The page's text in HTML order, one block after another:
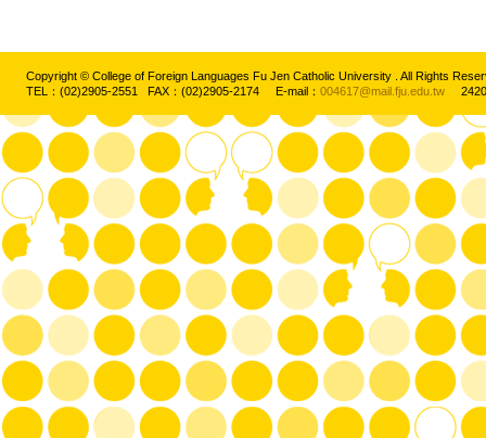
Copyright © College of Foreign Languages Fu Jen Catholic University . All Rights
TEL：(02)2905-2551 FAX：(02)2905-2174 E-mail： 004617@mail.fju.edu.tw